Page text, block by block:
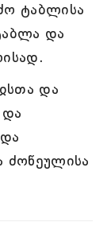
ტაბლისა
და
და
ძოწეულისა